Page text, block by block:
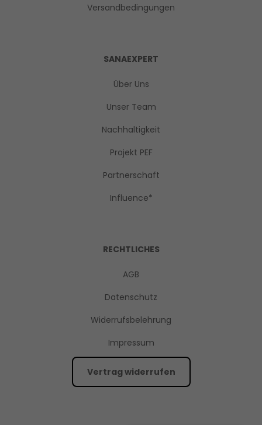
Versandbedingungen
SANAEXPERT
Über Uns
Unser Team
Nachhaltigkeit
Projekt PEF
Partnerschaft
Influence*
RECHTLICHES
AGB
Datenschutz
Widerrufsbelehrung
Impressum
Vertrag widerrufen